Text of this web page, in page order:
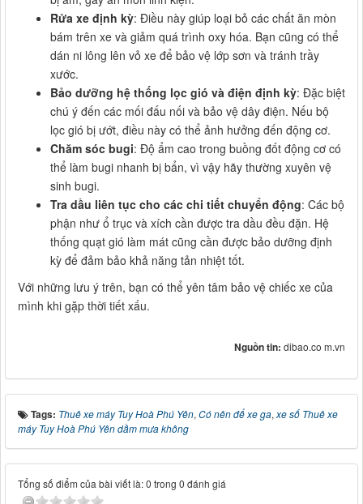
Rửa xe định kỳ: Điều này giúp loại bỏ các chất ăn mòn
bám trên xe và giảm quá trình oxy hóa. Bạn cũng có thể
dán ni lông lên vỏ xe để bảo vệ lớp sơn và tránh trầy
xước.
Bảo dưỡng hệ thống lọc gió và điện định kỳ: Đặc biệt
chú ý đến các mối đấu nối và bảo vệ dây điện. Nếu bộ
lọc gió bị ướt, điều này có thể ảnh hưởng đến động cơ.
Chăm sóc bugi: Độ ẩm cao trong buồng đốt động cơ có
thể làm bugi nhanh bị bẩn, vì vậy hãy thường xuyên vệ
sinh bugi.
Tra dầu liên tục cho các chi tiết chuyển động: Các bộ
phận như ổ trục và xích cần được tra dầu đều đặn. Hệ
thống quạt gió làm mát cũng cần được bảo dưỡng định
kỳ để đảm bảo khả năng tản nhiệt tốt.
Với những lưu ý trên, bạn có thể yên tâm bảo vệ chiếc xe của
mình khi gặp thời tiết xấu.
Nguồn tin: dibao.co m.vn
Tags: Thuê xe máy Tuy Hoà Phú Yên, Có nên để xe ga, xe số Thuê xe
máy Tuy Hoà Phú Yên dầm mưa không
Tổng số điểm của bài viết là: 0 trong 0 đánh giá